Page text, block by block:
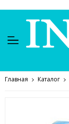
Главная Каталог